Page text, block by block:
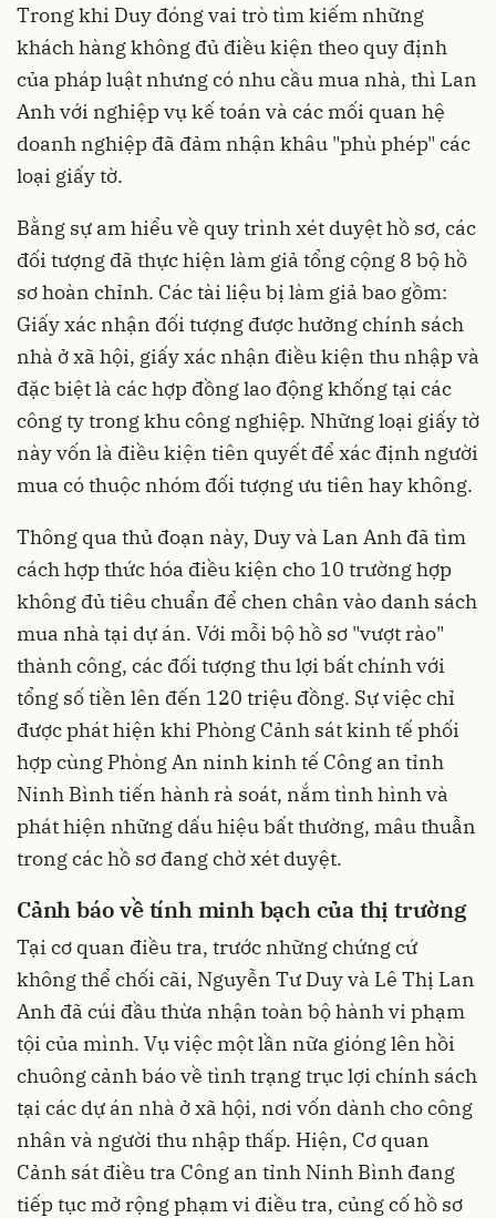
Trong khi Duy đóng vai trò tìm kiếm những
khách hàng không đủ điều kiện theo quy định
của pháp luật nhưng có nhu cầu mua nhà, thì Lan
Anh với nghiệp vụ kế toán và các mối quan hệ
doanh nghiệp đã đảm nhận khâu "phù phép" các
loại giấy tờ.
Bằng sự am hiểu về quy trình xét duyệt hồ sơ, các
đối tượng đã thực hiện làm giả tổng cộng 8 bộ hồ
sơ hoàn chỉnh. Các tài liệu bị làm giả bao gồm:
Giấy xác nhận đối tượng được hưởng chính sách
nhà ở xã hội, giấy xác nhận điều kiện thu nhập và
đặc biệt là các hợp đồng lao động khống tại các
công ty trong khu công nghiệp. Những loại giấy tờ
này vốn là điều kiện tiên quyết để xác định người
mua có thuộc nhóm đối tượng ưu tiên hay không.
Thông qua thủ đoạn này, Duy và Lan Anh đã tìm
cách hợp thức hóa điều kiện cho 10 trường hợp
không đủ tiêu chuẩn để chen chân vào danh sách
mua nhà tại dự án. Với mỗi bộ hồ sơ "vượt rào"
thành công, các đối tượng thu lợi bất chính với
tổng số tiền lên đến 120 triệu đồng. Sự việc chỉ
được phát hiện khi Phòng Cảnh sát kinh tế phối
hợp cùng Phòng An ninh kinh tế Công an tỉnh
Ninh Bình tiến hành rà soát, nắm tình hình và
phát hiện những dấu hiệu bất thường, mâu thuẫn
trong các hồ sơ đang chờ xét duyệt.
Cảnh báo về tính minh bạch của thị trường
Tại cơ quan điều tra, trước những chứng cứ
không thể chối cãi, Nguyễn Tư Duy và Lê Thị Lan
Anh đã cúi đầu thừa nhận toàn bộ hành vi phạm
tội của mình. Vụ việc một lần nữa gióng lên hồi
chuông cảnh báo về tình trạng trục lợi chính sách
tại các dự án nhà ở xã hội, nơi vốn dành cho công
nhân và người thu nhập thấp. Hiện, Cơ quan
Cảnh sát điều tra Công an tỉnh Ninh Bình đang
tiếp tục mở rộng phạm vi điều tra, củng cố hồ sơ